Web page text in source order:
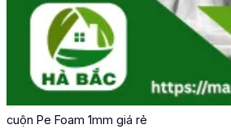
cuộn Pe Foam 1mm giá rẻ